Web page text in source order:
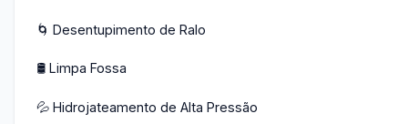
🌀 Desentupimento de Ralo
🛢️ Limpa Fossa
💦 Hidrojateamento de Alta Pressão